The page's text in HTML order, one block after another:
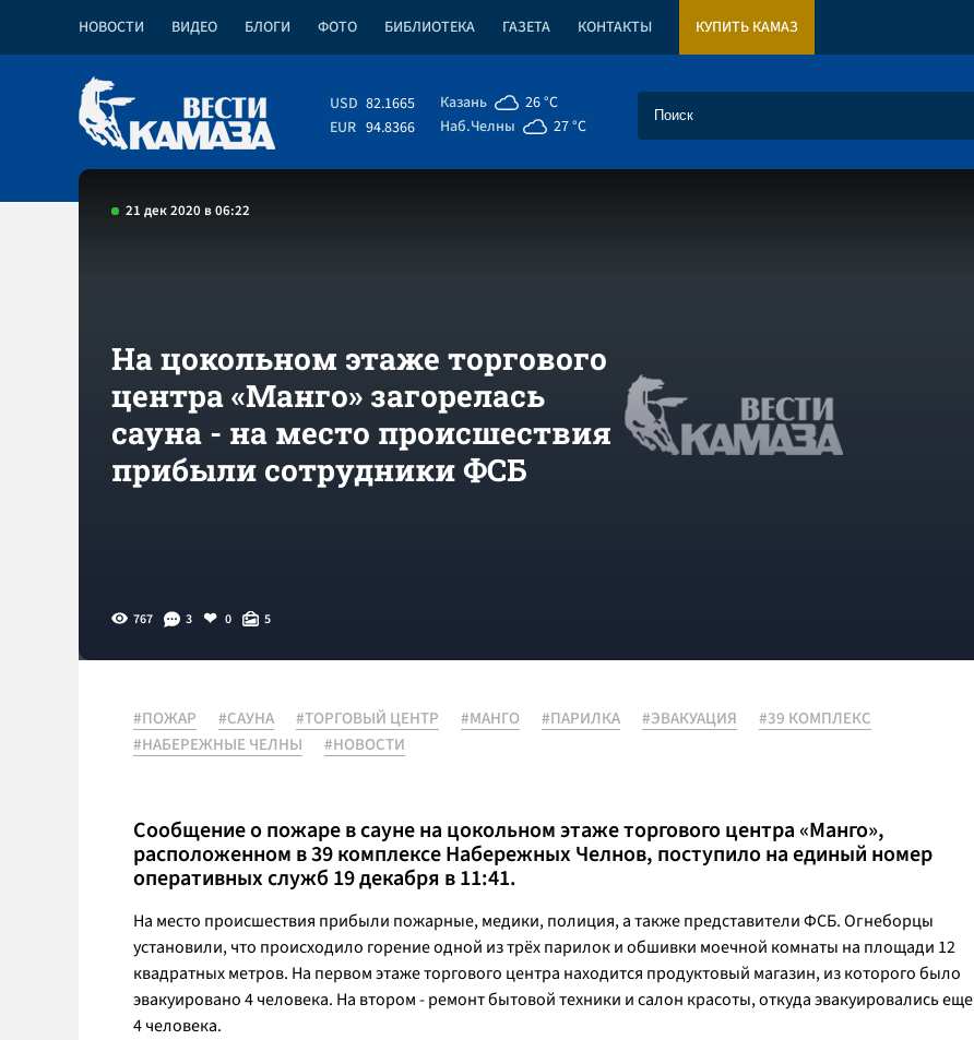
НОВОСТИ ВИДЕО БЛОГИ ФОТО БИБЛИОТЕКА ГАЗЕТА КОНТАКТЫ КУПИТЬ КАМАЗ
USD 82.1665
EUR 94.8366
Казань
26 °C
Наб.Челны
27 °C
21 дек 2020 в 06:22
На цокольном этаже торгового
центра «Манго» загорелась
сауна - на место происшествия
прибыли сотрудники ФСБ
767 3 0 5
#ПОЖАР #САУНА #ТОРГОВЫЙ ЦЕНТР #МАНГО #ПАРИЛКА #ЭВАКУАЦИЯ
#39 КОМПЛЕКС
#НАБЕРЕЖНЫЕ ЧЕЛНЫ
#НОВОСТИ
Сообщение о пожаре в сауне на цокольном этаже торгового центра «Манго»,
расположенном в 39 комплексе Набережных Челнов, поступило на единый номер
оперативных служб 19 декабря в 11:41.
На место происшествия прибыли пожарные, медики, полиция, а также представители ФСБ. Огнеборцы
установили, что происходило горение одной из трёх парилок и обшивки моечной комнаты на площади 12
квадратных метров. На первом этаже торгового центра находится продуктовый магазин, из которого было
эвакуировано 4 человека. На втором - ремонт бытовой техники и салон красоты, откуда эвакуировались еще
4 человека.